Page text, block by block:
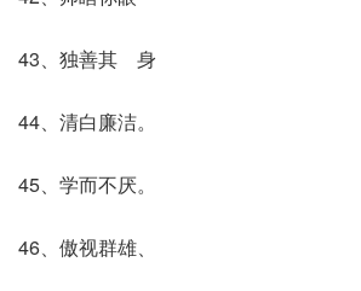
43、独善其 身
44、清白廉洁。
45、学而不厌。
46、傲视群雄、